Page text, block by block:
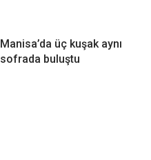
Manisa’da üç kuşak aynı
sofrada buluştu